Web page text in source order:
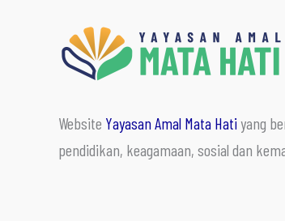
Website Yayasan Amal Mata Hatiyang
pendidikan, keagamaan, sosial dan